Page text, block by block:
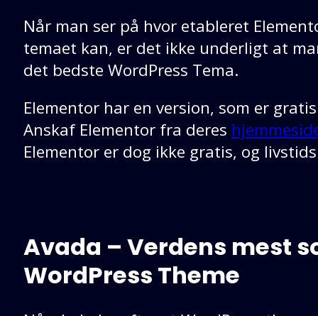
Når man ser på hvor etableret
temaet kan, er det ikke underligt at
det bedste WordPress Tema.
Elementor har en version, som er
Anskaf Elementor fra deres
Elementor er dog ikke gratis, og
Avada – Verdens mest
WordPress Theme